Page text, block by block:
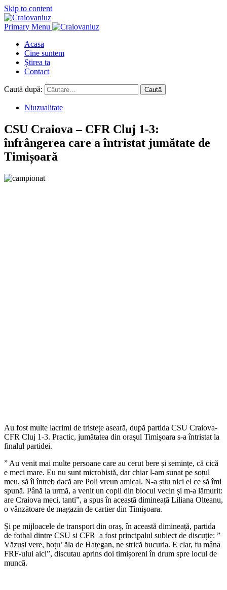
Skip to content
Primary Menu
Acasa
Cine suntem
Știrea ta
Contact
Caută după:
Niuzualitate
CSU Craiova – CFR Cluj 1-3:
înfrângerea care a întristat jumătate de
Timișoară
Au fost multe lacrimi de tristețe aseară, după partida CSU Craiova-
CFR Cluj 1-3. Practic, jumătatea din orașul Timișoara s-a întristat la
finalul partidei.
” Au venit mai multe persoane care au cerut bere și semințe, că cică
e meci mare. Eu nu sunt microbistă, dar chiar l-am sunat pe soțul
meu, să îl întreb dacă are Poli vreun amical. N-a știu nici el ce să îmi
spună. Până la urmă, a venit un copil din blocul vecin și m-a lămurit:
are Craiova meci, tanti”, a spus în această dimineață Liliana Olteanu,
o vânzătoare de magazin de cartier din Timișoara.
Și pe mijloacele de transport din oraș, în această dimineață, partida
de fotbal dintre CSU si CFR a fost principalul subiect de discuție: ”
Văzuși vere, hoțu’ ăla de Hațegan, ne strică bucuria. E clar, fu mâna
FRF-ului aici”, discutau aprins doi timișoreni în drum spre locul de
muncă.